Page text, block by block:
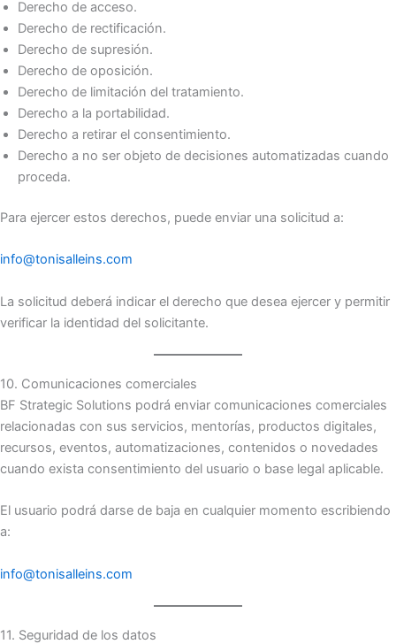
Derecho de acceso.
Derecho de rectificación.
Derecho de supresión.
Derecho de oposición.
Derecho de limitación del tratamiento.
Derecho a la portabilidad.
Derecho a retirar el consentimiento.
Derecho a no ser objeto de decisiones automatizadas cuando
proceda.
Para ejercer estos derechos, puede enviar una solicitud a:
info@tonisalleins.com
La solicitud deberá indicar el derecho que desea ejercer y permitir
verificar la identidad del solicitante.
10. Comunicaciones comerciales
BF Strategic Solutions podrá enviar comunicaciones comerciales
relacionadas con sus servicios, mentorías, productos digitales,
recursos, eventos, automatizaciones, contenidos o novedades
cuando exista consentimiento del usuario o base legal aplicable.
El usuario podrá darse de baja en cualquier momento escribiendo
a:
info@tonisalleins.com
11. Seguridad de los datos